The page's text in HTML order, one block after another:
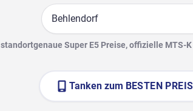
Suche
standortgenaue Super E5 Preise, offizielle MTS-
Tanken zum BESTEN PREIS